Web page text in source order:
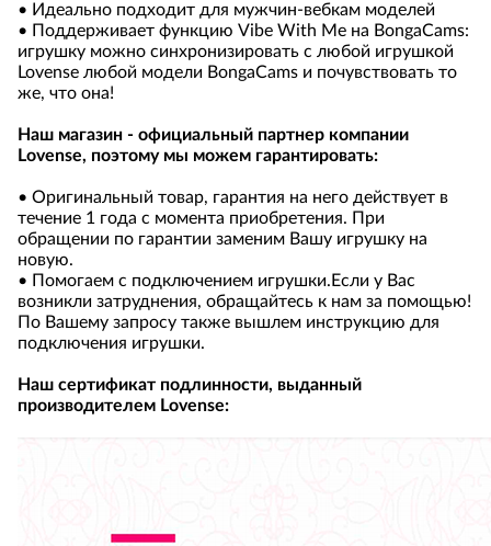
• Идеально подходит для мужчин-вебкам моделей
• Поддерживает функцию Vibe With Me на BongaCams:
игрушку можно синхронизировать с любой игрушкой
Lovense любой модели BongaCams и почувствовать то
же, что она!
Наш магазин - официальный партнер компании
Lovense, поэтому мы можем гарантировать:
• Оригинальный товар, гарантия на него действует в
течение 1 года с момента приобретения. При
обращении по гарантии заменим Вашу игрушку на
новую.
• Помогаем с подключением игрушки.Если у Вас
возникли затруднения, обращайтесь к нам за помощью!
По Вашему запросу также вышлем инструкцию для
подключения игрушки.
Наш сертификат подлинности, выданный
производителем Lovense: